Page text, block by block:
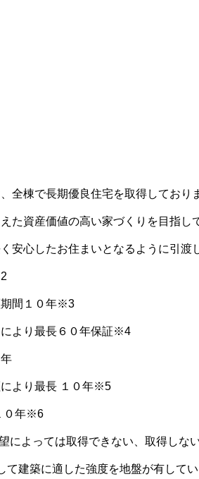
全棟で長期優良住宅を取得しており
た資産価値の高い家づくりを目指し
安心したお住まいとなるように引渡
間１０年※3
より最長６０年保証※4
より最長 １０年※5
０年※6
によっては取得できない、取得しな
建築に適した強度を地盤が有して